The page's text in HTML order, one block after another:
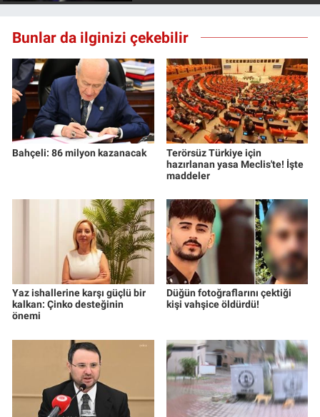
Bunlar da ilginizi çekebilir
Bahçeli: 86 milyon kazanacak
Terörsüz Türkiye için
hazırlanan yasa Meclis'te! İşte
maddeler
Yaz ishallerine karşı güçlü bir
kalkan: Çinko desteğinin
önemi
Düğün fotoğraflarını çektiği
kişi vahşice öldürdü!